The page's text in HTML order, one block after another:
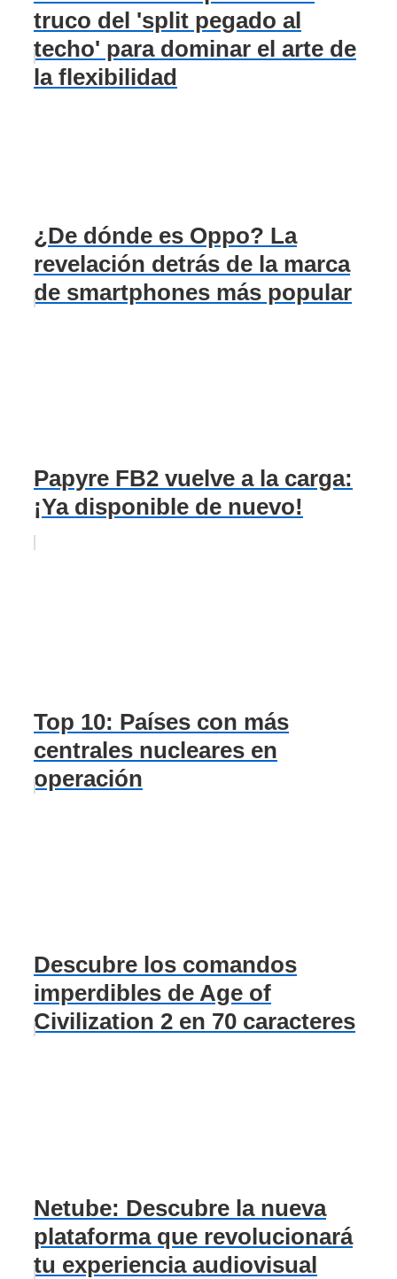
truco del 'split pegado al
techo' para dominar el arte de
la flexibilidad
¿De dónde es Oppo? La
revelación detrás de la marca
de smartphones más popular
Papyre FB2 vuelve a la carga:
¡Ya disponible de nuevo!
Top 10: Países con más
centrales nucleares en
operación
Descubre los comandos
imperdibles de Age of
Civilization 2 en 70 caracteres
Netube: Descubre la nueva
plataforma que revolucionará
tu experiencia audiovisual